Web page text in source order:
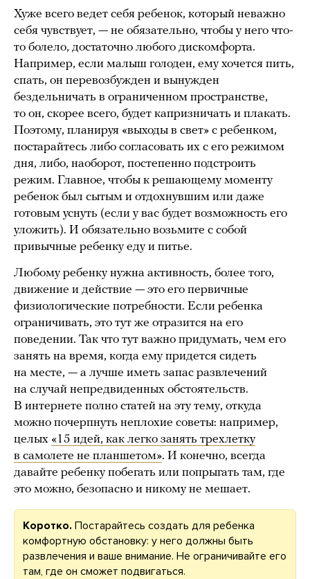
Хуже всего ведет себя ребенок, который неважно
себя чувствует, — не обязательно, чтобы у него что-
то болело, достаточно любого дискомфорта.
Например, если малыш голоден, ему хочется пить,
спать, он перевозбужден и вынужден
бездельничать в ограниченном пространстве,
то он, скорее всего, будет капризничать и плакать.
Поэтому, планируя «выходы в свет» с ребенком,
постарайтесь либо согласовать их с его режимом
дня, либо, наоборот, постепенно подстроить
режим. Главное, чтобы к решающему моменту
ребенок был сытым и отдохнувшим или даже
готовым уснуть (если у вас будет возможность его
уложить). И обязательно возьмите с собой
привычные ребенку еду и питье.
Любому ребенку нужна активность, более того,
движение и действие — это его первичные
физиологические потребности. Если ребенка
ограничивать, это тут же отразится на его
поведении. Так что тут важно придумать, чем его
занять на время, когда ему придется сидеть
на месте, — а лучше иметь запас развлечений
на случай непредвиденных обстоятельств.
В интернете полно статей на эту тему, откуда
можно почерпнуть неплохие советы: например,
целых «15 идей, как легко занять трехлетку
в самолете не планшетом». И конечно, всегда
давайте ребенку побегать или попрыгать там, где
это можно, безопасно и никому не мешает.
Коротко. Постарайтесь создать для ребенка
комфортную обстановку: у него должны быть
развлечения и ваше внимание. Не ограничивайте его
там, где он сможет подвигаться.